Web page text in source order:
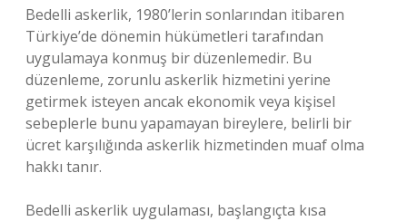
Bedelli askerlik, 1980’lerin sonlarından itibaren
Türkiye’de dönemin hükümetleri tarafından
uygulamaya konmuş bir düzenlemedir. Bu
düzenleme, zorunlu askerlik hizmetini yerine
getirmek isteyen ancak ekonomik veya kişisel
sebeplerle bunu yapamayan bireylere, belirli bir
ücret karşılığında askerlik hizmetinden muaf olma
hakkı tanır.
Bedelli askerlik uygulaması, başlangıçta kısa